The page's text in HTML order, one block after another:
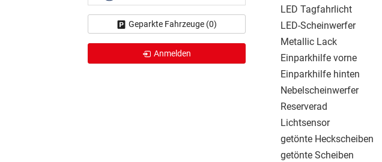
LED Tagfahrlicht
LED-Scheinwerfer
Metallic Lack
Einparkhilfe vorne
Einparkhilfe hinten
Nebelscheinwerfer
Reserverad
Lichtsensor
getönte Heckscheiben
getönte Scheiben
Geparkte Fahrzeuge (0)
Anmelden